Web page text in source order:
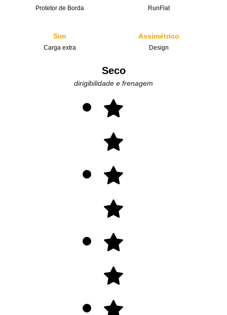
Protetor de Borda RunFlat
Sim
Carga extra
Assimétrico
Design
Seco
dirigibilidade e frenagem